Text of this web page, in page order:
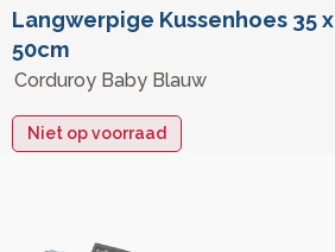
Langwerpige Kussenhoes 35 x
50cm
Corduroy Baby Blauw
Niet op voorraad